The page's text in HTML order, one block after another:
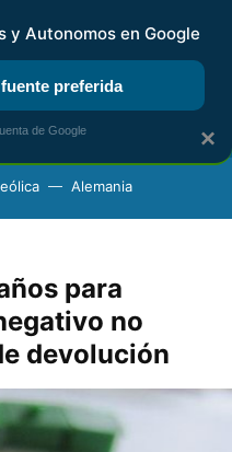
KIT DIGITAL RENTA
Alemania
para
no
devolución
×
y Autonomos en Google
preferida
de Google